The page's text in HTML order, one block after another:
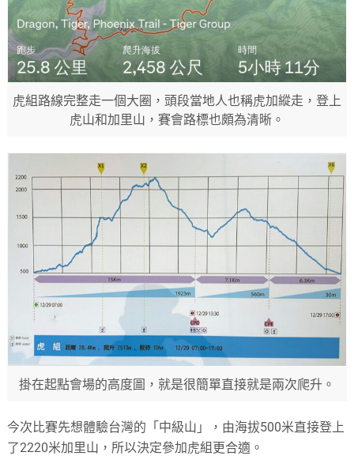
虎組路線完整走一個大圈，頭段當地人也稱虎加縱走，登上
虎山和加里山，賽會路標也頗為清晰。
掛在起點會場的高度圖，就是很簡單直接就是兩次爬升。
今次比賽先想體驗台灣的「中級山」，由海拔500米直接登上
了2220米加里山，所以決定參加虎組更合適。